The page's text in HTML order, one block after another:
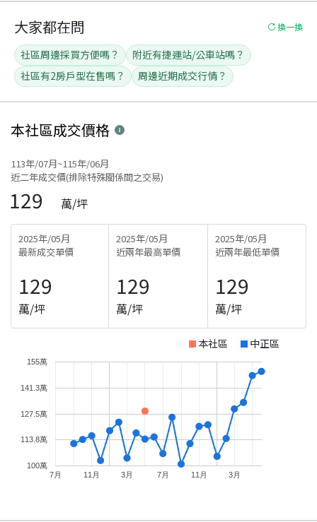
大家都在問 換一換
社區周邊採買方便嗎？
附近有捷運站/公車站嗎？
社區有2房戶型在售嗎？
周邊近期成交行情？
本社區成交價格
113年/07月~115年/06月
近二年成交價(排除特殊關係間之交易)
129 萬/坪
2025年/05月
最新成交單價
129
萬/坪
2025年/05月
近兩年最高單價
129
萬/坪
2025年/05月
近兩年最低單價
129
萬/坪
本社區 中正區
7月 11月 3月 7月 11月 3月
100萬
113.8萬
127.5萬
141.3萬
155萬